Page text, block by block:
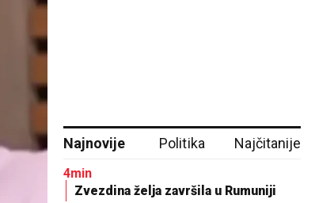
Najnovije Politika Najčitanije
4min
Zvezdina želja završila u Rumuniji